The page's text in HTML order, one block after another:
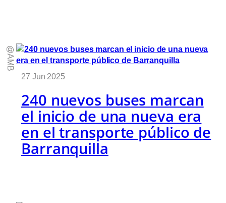
@AMB
27 Jun 2025
240 nuevos buses marcan
el inicio de una nueva era
en el transporte público de
Barranquilla